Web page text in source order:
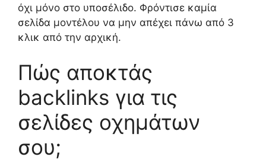
όχι μόνο στο υποσέλιδο. Φρόντισε καμία
σελίδα μοντέλου να μην απέχει πάνω από 3
κλικ από την αρχική.
Πώς αποκτάς
backlinks για τις
σελίδες οχημάτων
σου;